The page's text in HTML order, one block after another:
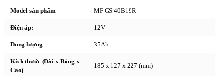
Model sản phẩm MF GS 40B19R
Điện áp: 12V
Dung lượng 35Ah
Kích thước (Dài x Rộng x
Cao)
185 x 127 x 227 (mm)